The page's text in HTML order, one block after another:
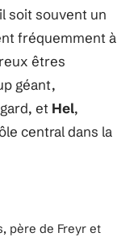
soit souvent un
fréquemment à
êtres
géant,
et Hel,
central dans la
père de Freyr et